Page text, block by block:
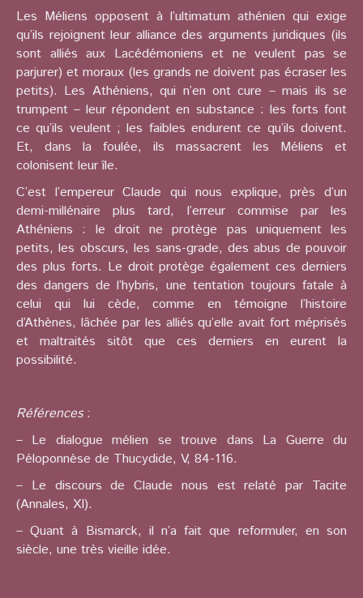
Les Méliens opposent à l’ultimatum athénien qui exige
qu’ils rejoignent leur alliance des arguments juridiques (ils
sont alliés aux Lacédémoniens et ne veulent pas se
parjurer) et moraux (les grands ne doivent pas écraser les
petits). Les Athéniens, qui n’en ont cure – mais ils se
trumpent – leur répondent en substance : les forts font
ce qu’ils veulent ; les faibles endurent ce qu’ils doivent.
Et, dans la foulée, ils massacrent les Méliens et
colonisent leur île.
C’est l’empereur Claude qui nous explique, près d’un
demi-millénaire plus tard, l’erreur commise par les
Athéniens : le droit ne protège pas uniquement les
petits, les obscurs, les sans-grade, des abus de pouvoir
des plus forts. Le droit protège également ces derniers
des dangers de l’hybris, une tentation toujours fatale à
celui qui lui cède, comme en témoigne l’histoire
d’Athènes, lâchée par les alliés qu’elle avait fort méprisés
et maltraités sitôt que ces derniers en eurent la
possibilité.
Références:
– Le dialogue mélien se trouve dans La Guerre du
Péloponnèse de Thucydide, V, 84-116.
– Le discours de Claude nous est relaté par Tacite
(Annales, XI).
– Quant à Bismarck, il n’a fait que reformuler, en son
siècle, une très vieille idée.